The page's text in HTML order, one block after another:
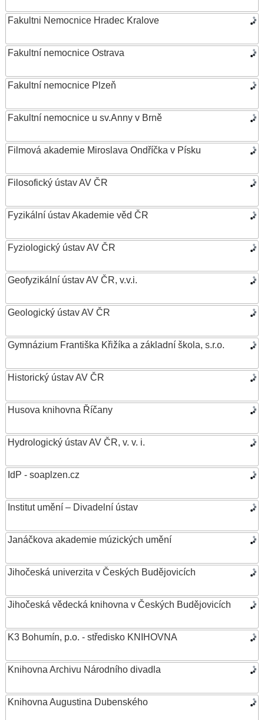
Fakultni Nemocnice Hradec Kralove
Fakultní nemocnice Ostrava
Fakultní nemocnice Plzeň
Fakultní nemocnice u sv.Anny v Brně
Filmová akademie Miroslava Ondříčka v Písku
Filosofický ústav AV ČR
Fyzikální ústav Akademie věd ČR
Fyziologický ústav AV ČR
Geofyzikální ústav AV ČR, v.v.i.
Geologický ústav AV ČR
Gymnázium Františka Křižíka a základní škola, s.r.o.
Historický ústav AV ČR
Husova knihovna Říčany
Hydrologický ústav AV ČR, v. v. i.
IdP - soaplzen.cz
Institut umění – Divadelní ústav
Janáčkova akademie múzických umění
Jihočeská univerzita v Českých Budějovicích
Jihočeská vědecká knihovna v Českých Budějovicích
K3 Bohumín, p.o. - středisko KNIHOVNA
Knihovna Archivu Národního divadla
Knihovna Augustina Dubenského